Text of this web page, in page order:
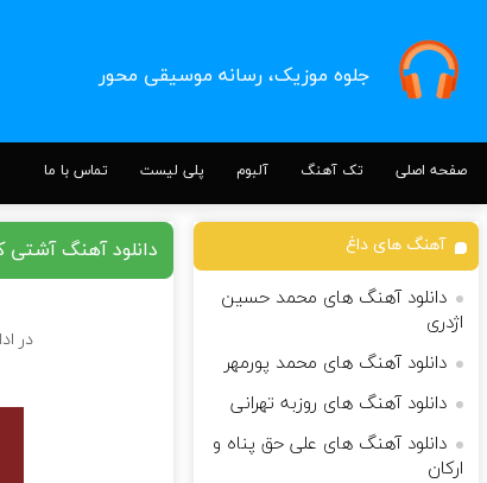
جلوه موزیک، رسانه موسیقی محور
صفحه اصلی تک آهنگ آلبوم پلی لیست تماس با ما
دانلود آهنگ آشتی
در
آهنگ های داغ
دانلود آهنگ های محمد حسین
اژدری
دانلود آهنگ های محمد پورمهر
دانلود آهنگ های روزبه تهرانی‌
دانلود آهنگ های علی حق پناه و
ارکان